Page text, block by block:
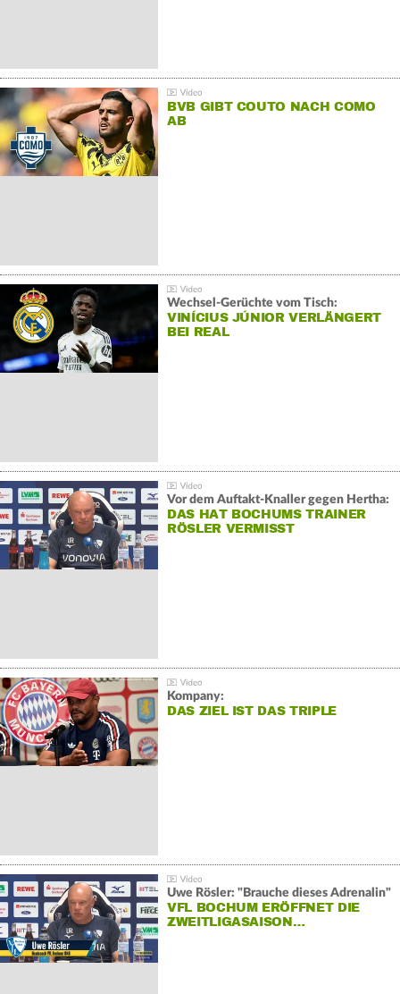
BVB GIBT COUTO NACH COMO
AB
Wechsel-Gerüchte vom Tisch:
VINÍCIUS JÚNIOR VERLÄNGERT
BEI REAL
Vor dem Auftakt-Knaller gegen Hertha:
DAS HAT BOCHUMS TRAINER
RÖSLER VERMISST
Kompany:
DAS ZIEL IST DAS TRIPLE
Uwe Rösler: "Brauche dieses Adrenalin"
VFL BOCHUM ERÖFFNET DIE
ZWEITLIGASAISON…